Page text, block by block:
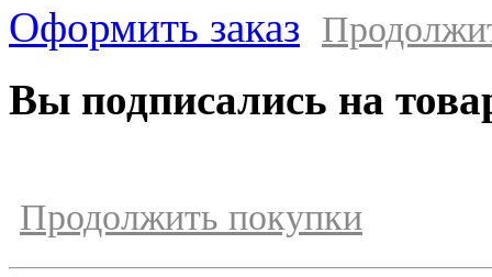
Оформить заказ
Вы подписались на
Продолжить покупки